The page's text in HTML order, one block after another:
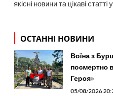
якісні новини та цікаві
ОСТАННІ НОВИНИ
Воїна з
посмертно
Героя»
05/08/2026